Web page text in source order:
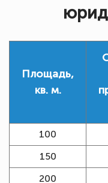
Площадь,
кв. м.
100
150
200